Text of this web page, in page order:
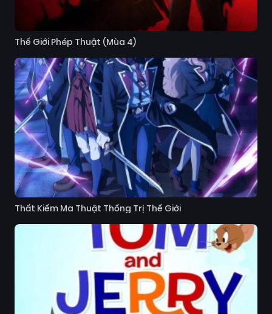
Thế Giới Phép Thuật (Mùa 4)
Thất Kiếm Ma Thuật Thống Trị Thế Giới